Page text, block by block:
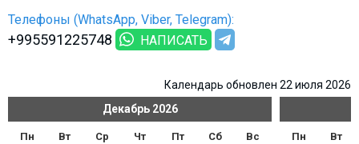
Телефоны (WhatsApp, Viber, Telegram):
+995591225748 НАПИСАТЬ
Календарь обновлен 22 июля 2026
Декабрь 2026
Пн Вт Ср Чт Пт Сб Вс Пн Вт